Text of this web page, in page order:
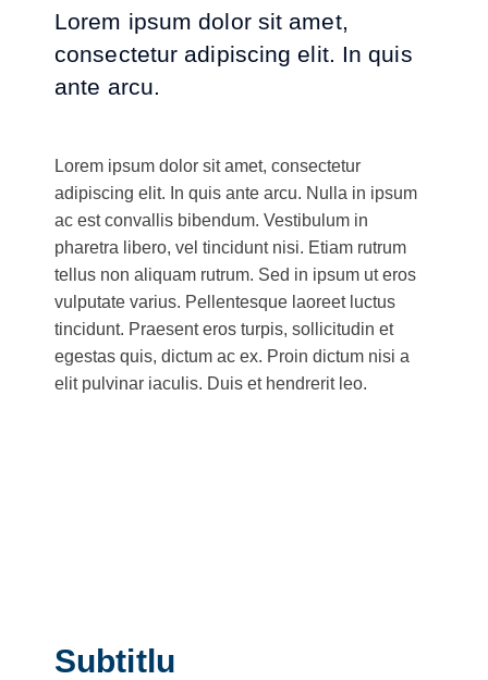
Lorem ipsum dolor sit amet,
consectetur adipiscing elit. In quis
ante arcu.
Lorem ipsum dolor sit amet, consectetur
adipiscing elit. In quis ante arcu. Nulla in ipsum
ac est convallis bibendum. Vestibulum in
pharetra libero, vel tincidunt nisi. Etiam rutrum
tellus non aliquam rutrum. Sed in ipsum ut eros
vulputate varius. Pellentesque laoreet luctus
tincidunt. Praesent eros turpis, sollicitudin et
egestas quis, dictum ac ex. Proin dictum nisi a
elit pulvinar iaculis. Duis et hendrerit leo.
Subtitlu